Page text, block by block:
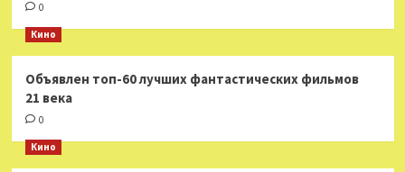
0
Кино
Объявлен топ-60 лучших фантастических фильмов
21 века
0
Кино